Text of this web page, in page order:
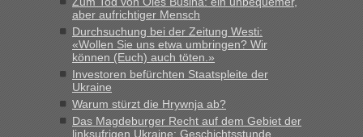
aber aufrichtiger Mensch
Durchsuchung bei der Zeitung Westi:
«Wollen Sie uns etwa umbringen? Wir
können (Euch) auch töten.»
Investoren befürchten Staatspleite der
Ukraine
Warum stürzt die Hrywnja ab?
Das Magdeburger Recht auf dem Gebiet der
linksufrigen Ukraine: Geschichtsstunde